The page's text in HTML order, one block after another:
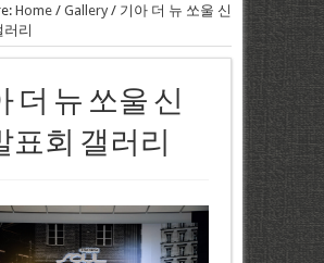
Home/ Gallery/ 기아 더 뉴 쏘울 신
러리
더 뉴 쏘울 신
표회 갤러리